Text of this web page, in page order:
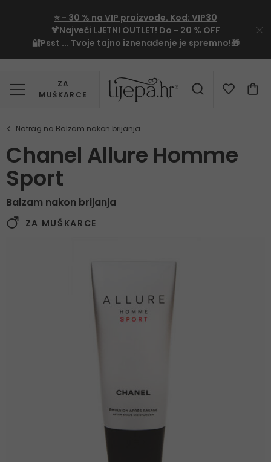
⭐ - 30 % na VIP proizvode. Kod: VIP30
🍹Najveći LJETNI OUTLET! Do - 20 % OFF
🔐Psst ... Tvoje tajno iznenađenje je spremno!🎁
ZA
MUŠKARCE
Chanel Allure Homme
Sport
Balzam nakon brijanja
ZA MUŠKARCE